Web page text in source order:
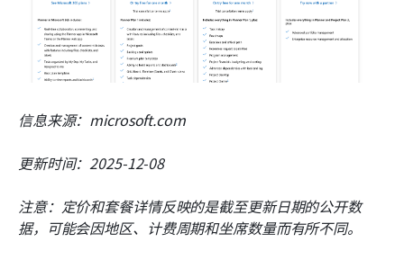
信息来源：microsoft.com
更新时间：2025-12-08
注意：定价和套餐详情反映的是截至更新日期的公开数
据，可能会因地区、计费周期和坐席数量而有所不同。